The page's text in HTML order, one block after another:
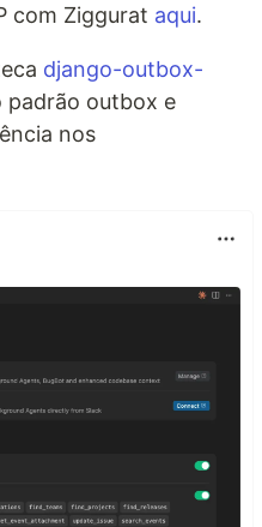
com Ziggurat aqui.
django-outbox-
padrão outbox e
nos